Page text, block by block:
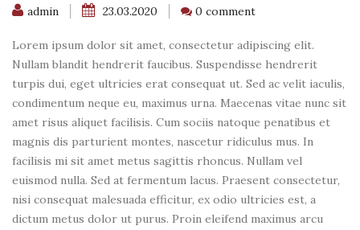
admin 23.03.2020 0 comment
Lorem ipsum dolor sit amet, consectetur adipiscing elit.
Nullam blandit hendrerit faucibus. Suspendisse hendrerit
turpis dui, eget ultricies erat consequat ut. Sed ac velit iaculis,
condimentum neque eu, maximus urna. Maecenas vitae nunc sit
amet risus aliquet facilisis. Cum sociis natoque penatibus et
magnis dis parturient montes, nascetur ridiculus mus. In
facilisis mi sit amet metus sagittis rhoncus. Nullam vel
euismod nulla. Sed at fermentum lacus. Praesent consectetur,
nisi consequat malesuada efficitur, ex odio ultricies est, a
dictum metus dolor ut purus. Proin eleifend maximus arcu